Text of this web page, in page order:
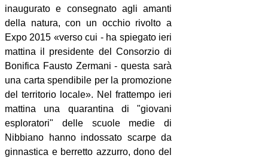
inaugurato e consegnato agli amanti
della natura, con un occhio rivolto a
Expo 2015 «verso cui - ha spiegato ieri
mattina il presidente del Consorzio di
Bonifica Fausto Zermani - questa sarà
una carta spendibile per la promozione
del territorio locale». Nel frattempo ieri
mattina una quarantina di "giovani
esploratori" delle scuole medie di
Nibbiano hanno indossato scarpe da
ginnastica e berretto azzurro, dono del